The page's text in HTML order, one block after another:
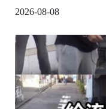
2026-08-08